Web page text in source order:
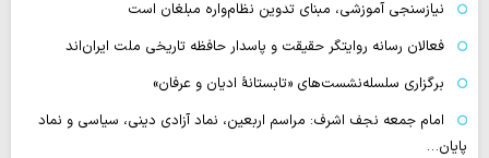
نیازسنجی آموزشی، مبنای تدوین نظام‌واره مبلغان است
فعالان رسانه‌ روایتگر حقیقت و پاسدار حافظه تاریخی ملت ایران‌اند
برگزاری سلسله‌نشست‌های «تابستانهٔ ادیان و عرفان»
امام جمعه نجف اشرف: مراسم اربعین، نماد آزادی دینی، سیاسی و نماد
پایان…